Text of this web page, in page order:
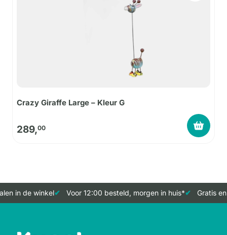
Crazy Giraffe Large – Kleur G
289,00
in de winkel Voor 12:00 besteld, morgen in huis* Gratis